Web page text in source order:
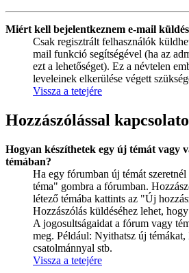
Miért kell bejelentkeznem e-mail
Csak regisztrált felhasználók
mail funkció segítségével (ha az
ezt a lehetőséget). Ez a névtelen
leveleinek elkerülése végett
Vissza a tetejére
Hozzászólással
Hogyan készíthetek egy új témát vagy
témában?
Ha egy fórumban új témát
téma" gombra a fórumban.
létező témába kattints az "Új
Hozzászólás küldéséhez lehet,
A jogosultságaidat a fórum vagy
meg. Például: Nyithatsz új
csatolmánnyal stb.
Vissza a tetejére